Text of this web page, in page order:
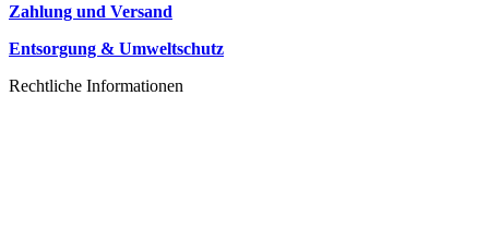
Zahlung und Versand
Entsorgung & Umweltschutz
Rechtliche Informationen